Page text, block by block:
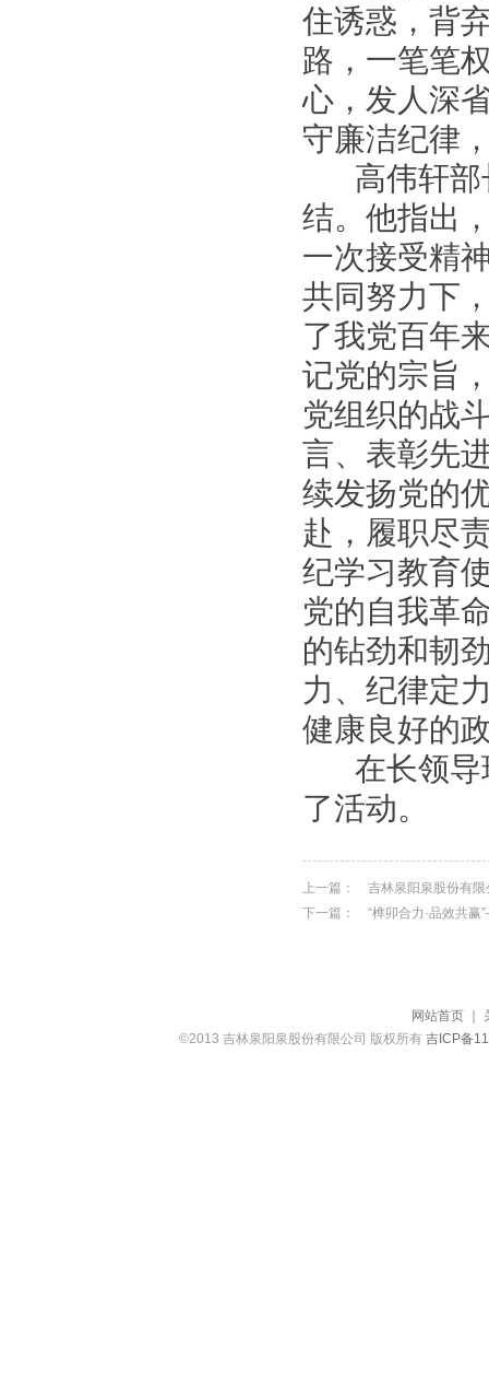
住诱惑，背
路，一笔笔
心，发人深
守廉洁纪律
高伟轩部
结。他指出
一次接受精
共同努力下
了我党百年
记党的宗旨
党组织的战
言、表彰先
续发扬党的
赴，履职尽
纪学习教育
党的自我革
的钻劲和韧
力、纪律定
健康良好的
在长领导
了活动。
上一篇：
吉林泉阳泉股份有
下一篇：
“榫卯合力·品效共
网站首页
©2013 吉林泉阳泉股份有限公司 版权所有吉ICP备